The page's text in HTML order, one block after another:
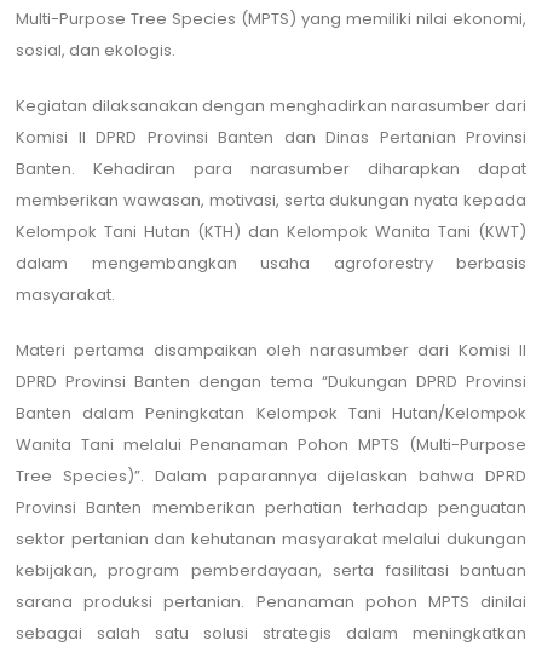
Multi-Purpose Tree Species (MPTS) yang memiliki nilai ekonomi,
sosial, dan ekologis.
Kegiatan dilaksanakan dengan menghadirkan narasumber dari
Komisi II DPRD Provinsi Banten dan Dinas Pertanian Provinsi
Banten. Kehadiran para narasumber diharapkan dapat
memberikan wawasan, motivasi, serta dukungan nyata kepada
Kelompok Tani Hutan (KTH) dan Kelompok Wanita Tani (KWT)
dalam mengembangkan usaha agroforestry berbasis
masyarakat.
Materi pertama disampaikan oleh narasumber dari Komisi II
DPRD Provinsi Banten dengan tema “Dukungan DPRD Provinsi
Banten dalam Peningkatan Kelompok Tani Hutan/Kelompok
Wanita Tani melalui Penanaman Pohon MPTS (Multi-Purpose
Tree Species)”. Dalam paparannya dijelaskan bahwa DPRD
Provinsi Banten memberikan perhatian terhadap penguatan
sektor pertanian dan kehutanan masyarakat melalui dukungan
kebijakan, program pemberdayaan, serta fasilitasi bantuan
sarana produksi pertanian. Penanaman pohon MPTS dinilai
sebagai salah satu solusi strategis dalam meningkatkan